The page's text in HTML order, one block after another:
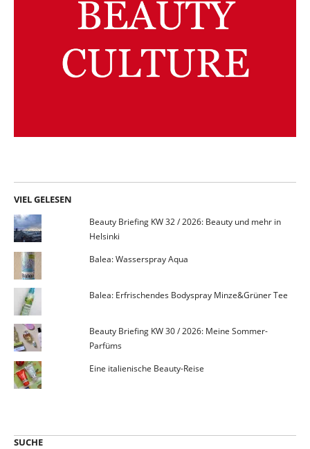
VIEL GELESEN
Beauty Briefing KW 32 / 2026: Beauty und mehr in
Helsinki
Balea: Wasserspray Aqua
Balea: Erfrischendes Bodyspray Minze&Grüner Tee
Beauty Briefing KW 30 / 2026: Meine Sommer-
Parfüms
Eine italienische Beauty-Reise
SUCHE